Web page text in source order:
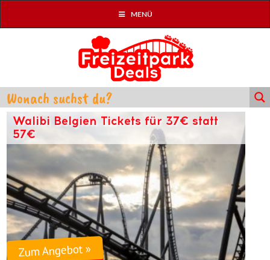
MENÜ
Zum Angebot »
Walibi Belgien Tickets für 37€ statt
57€